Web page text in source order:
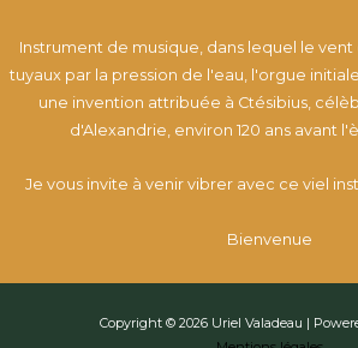
Instrument de musique, dans lequel le vent
tuyaux par la pression de l'eau, l'orgue
une invention attribuée à Ctésibius,
d'Alexandrie, environ 120 ans avant
Je vous invite à venir vibrer avec ce viel
Bienvenue
Copyright © 2026 Uriel Valadeau |